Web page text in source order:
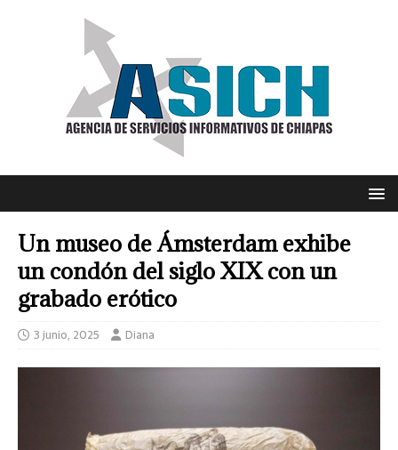
Un museo de Ámsterdam exhibe
un condón del siglo XIX con un
grabado erótico
3 junio, 2025 Diana